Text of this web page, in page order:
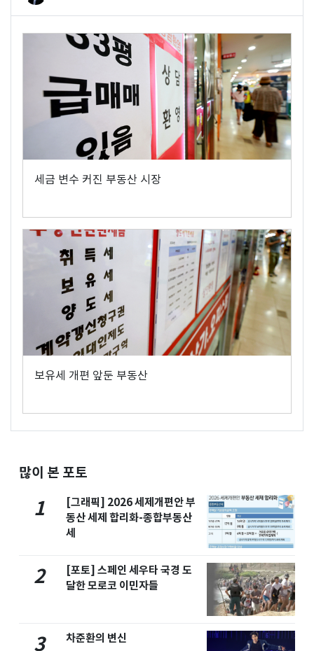
세금 변수 커진 부동산 시장
보유세 개편 앞둔 부동산
많이 본 포토
1
[그래픽] 2026 세제개편안 부
동산 세제 합리화-종합부동산
세
2
[포토] 스페인 세우타 국경 도
달한 모로코 이민자들
3 차준환의 변신